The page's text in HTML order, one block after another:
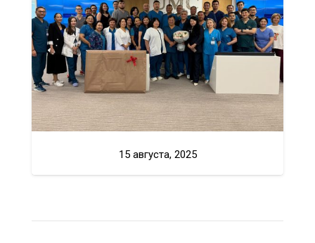
15 августа, 2025